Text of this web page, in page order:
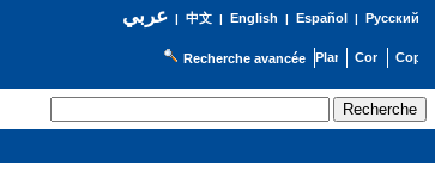
عربي| 中文| English | Español | Русский
Recherche avancée